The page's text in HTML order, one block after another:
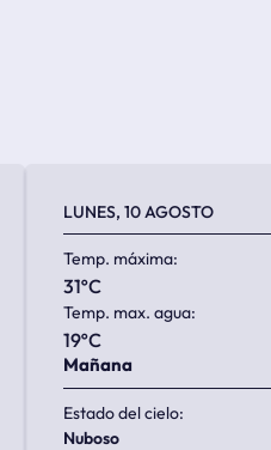
LUNES, 10 AGOSTO
Temp. máxima:
31ºC
Temp. max. agua:
19ºC
Mañana
Estado del cielo:
nuboso